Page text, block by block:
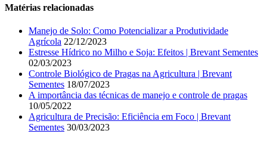
Matérias relacionadas
Manejo de Solo: Como Potencializar a Produtividade
Agrícola 22/12/2023
Estresse Hídrico no Milho e Soja: Efeitos | Brevant Sementes
02/03/2023
Controle Biológico de Pragas na Agricultura | Brevant
Sementes 18/07/2023
A importância das técnicas de manejo e controle de pragas
10/05/2022
Agricultura de Precisão: Eficiência em Foco | Brevant
Sementes 30/03/2023